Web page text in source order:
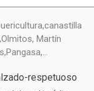
Martín
respetuoso